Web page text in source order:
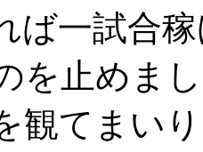
ば一試合
を止めま
観てまい